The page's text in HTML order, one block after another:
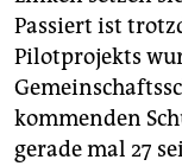
Passiert ist
Pilotprojekts
kommenden
gerade mal 27